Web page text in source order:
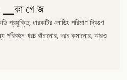
▁কা গে জ
প্রযুক্তি, ধারকটির লোডিং পরিমাণ দ্বিগুণ
পরিবহন খরচ বাঁচানোর, খরচ কমানোর, আরও